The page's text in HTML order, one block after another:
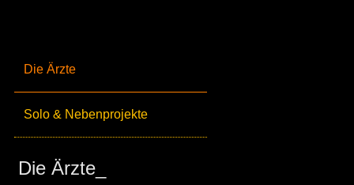
Die Ärzte
Solo & Nebenprojekte
Die Ärzte_